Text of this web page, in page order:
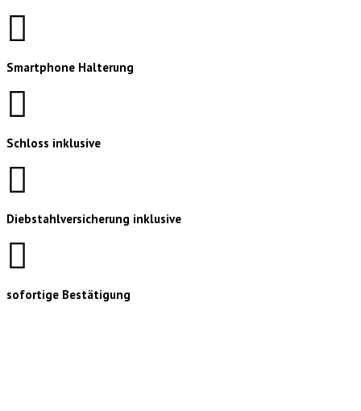
Smartphone Halterung
Schloss inklusive
Diebstahlversicherung inklusive
sofortige Bestätigung